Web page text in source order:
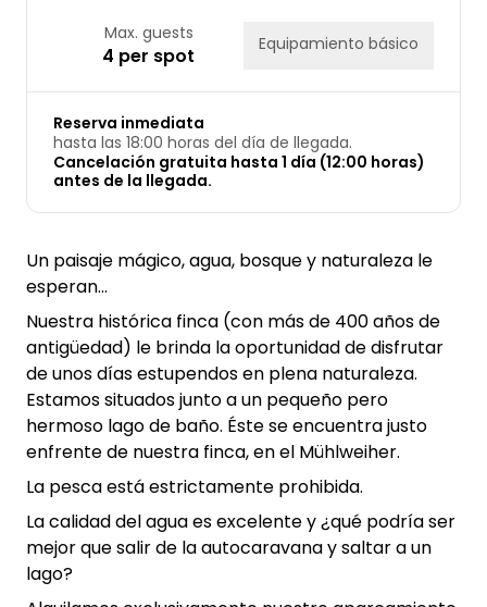
Max. guests
4 per spot Equipamiento básico
Reserva inmediata
hasta las 18:00 horas del día de llegada.
Cancelación gratuita hasta 1 día (12:00 horas)
antes de la llegada.
Un paisaje mágico, agua, bosque y naturaleza le
esperan...
Nuestra histórica finca (con más de 400 años de
antigüedad) le brinda la oportunidad de disfrutar
de unos días estupendos en plena naturaleza.
Estamos situados junto a un pequeño pero
hermoso lago de baño. Éste se encuentra justo
enfrente de nuestra finca, en el Mühlweiher.
La pesca está estrictamente prohibida.
La calidad del agua es excelente y ¿qué podría ser
mejor que salir de la autocaravana y saltar a un
lago?